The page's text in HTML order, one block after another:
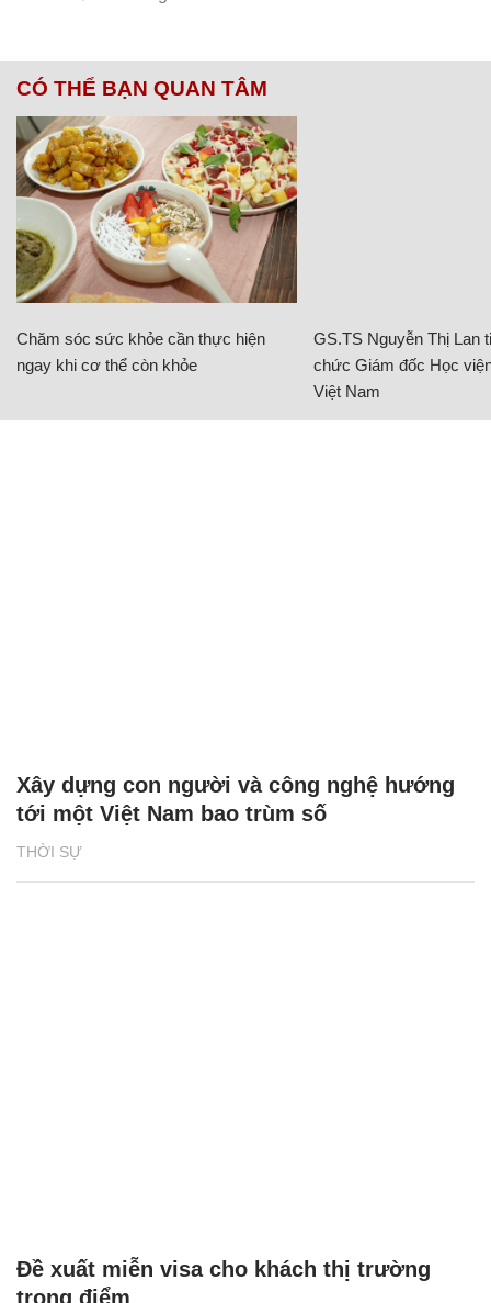
CÓ THỂ BẠN QUAN TÂM
Chăm sóc sức khỏe cần thực hiện
ngay khi cơ thể còn khỏe
GS.TS Nguyễn Thị Lan
chức Giám đốc Học
Việt Nam
THỜI SỰ
Xây dựng con người và công nghệ hướng
tới một Việt Nam bao trùm số
Đề xuất miễn visa cho khách thị trường
trọng điểm